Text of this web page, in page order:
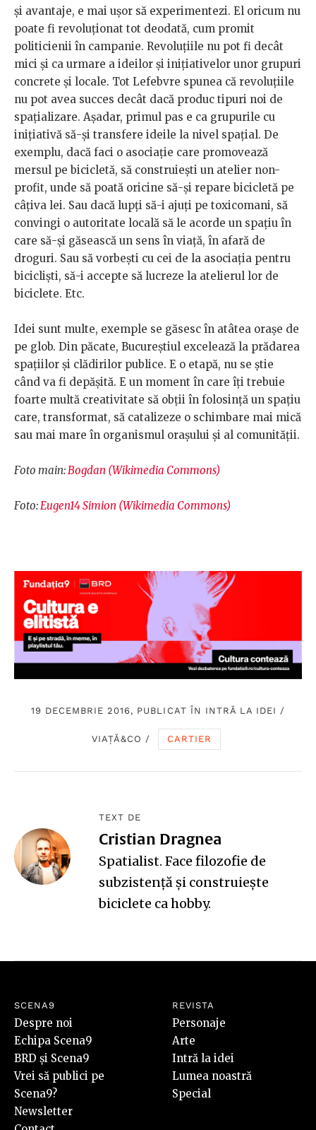
şi avantaje, e mai uşor să experimentezi. El oricum nu
poate fi revoluţionat tot deodată, cum promit
politicienii în campanie. Revoluţiile nu pot fi decât
mici şi ca urmare a ideilor şi iniţiativelor unor grupuri
concrete şi locale. Tot Lefebvre spunea că revoluţiile
nu pot avea succes decât dacă produc tipuri noi de
spaţializare. Aşadar, primul pas e ca grupurile cu
iniţiativă să-şi transfere ideile la nivel spaţial. De
exemplu, dacă faci o asociaţie care promovează
mersul pe bicicletă, să construieşti un atelier non-
profit, unde să poată oricine să-şi repare bicicletă pe
câţiva lei. Sau dacă lupţi să-i ajuţi pe toxicomani, să
convingi o autoritate locală să le acorde un spaţiu în
care să-şi găsească un sens în viaţă, în afară de
droguri. Sau să vorbeşti cu cei de la asociaţia pentru
biciclişti, să-i accepte să lucreze la atelierul lor de
biciclete. Etc.
Idei sunt multe, exemple se găsesc în atâtea oraşe de
pe glob. Din păcate, Bucureştiul excelează la prădarea
spaţiilor şi clădirilor publice. E o etapă, nu se ştie
când va fi depăşită. E un moment în care îţi trebuie
foarte multă creativitate să obţii în folosinţă un spaţiu
care, transformat, să catalizeze o schimbare mai mică
sau mai mare în organismul oraşului şi al comunităţii.
Foto main:Bogdan (Wikimedia Commons)
Foto:Eugen14 Simion (Wikimedia Commons)
19 DECEMBRIE 2016, PUBLICAT ÎN INTRĂ LA IDEI /
VIAȚĂ&CO / CARTIER
TEXT DE
Cristian Dragnea
Spatialist. Face filozofie de
subzistență și construiește
biciclete ca hobby.
SCENA9
Despre noi
Echipa Scena9
BRD și Scena9
Vrei să publici pe
Scena9?
Newsletter
REVISTA
Personaje
Arte
Intră la idei
Lumea noastră
Special